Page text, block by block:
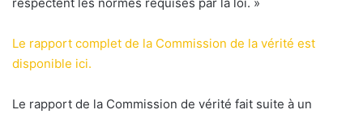
respectent les normes requises par la loi. »
Le rapport complet de la Commission de la vérité est
disponible ici.
Le rapport de la Commission de vérité fait suite à un